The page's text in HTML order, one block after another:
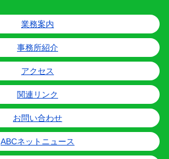
業務案内
事務所紹介
アクセス
関連リンク
お問い合わせ
ABCネットニュース